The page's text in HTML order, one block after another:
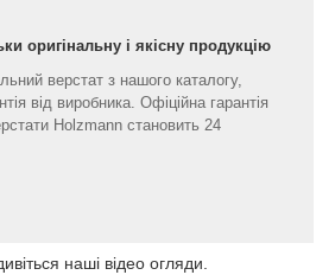
оригінальну і якісну продукцію
верстат з нашого каталогу,
від виробника. Офіційна гарантія
Holzmann становить 24
наші відео огляди.